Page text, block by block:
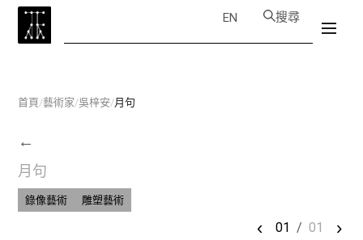
EN 搜尋
首頁/藝術家/吳梓安/月句
←
月句
錄像藝術 雕塑藝術
‹ 01 / 01 ›